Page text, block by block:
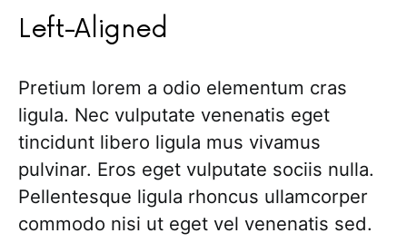
Left-Aligned
Pretium lorem a odio elementum cras
ligula. Nec vulputate venenatis eget
tincidunt libero ligula mus vivamus
pulvinar. Eros eget vulputate sociis nulla.
Pellentesque ligula rhoncus ullamcorper
commodo nisi ut eget vel venenatis sed.